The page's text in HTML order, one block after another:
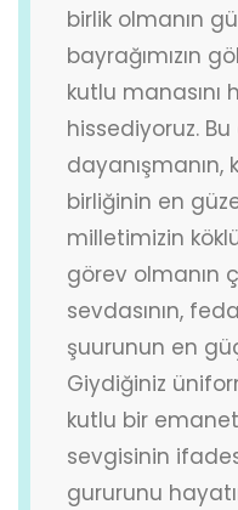
birlik olmanın
bayrağımızın
kutlu manasını
hissediyoruz.
birliğinin en
milletimizin
görev olmanın
sevdasının,
şuurunun en
Giydiğiniz
kutlu bir
sevgisinin
gururunu